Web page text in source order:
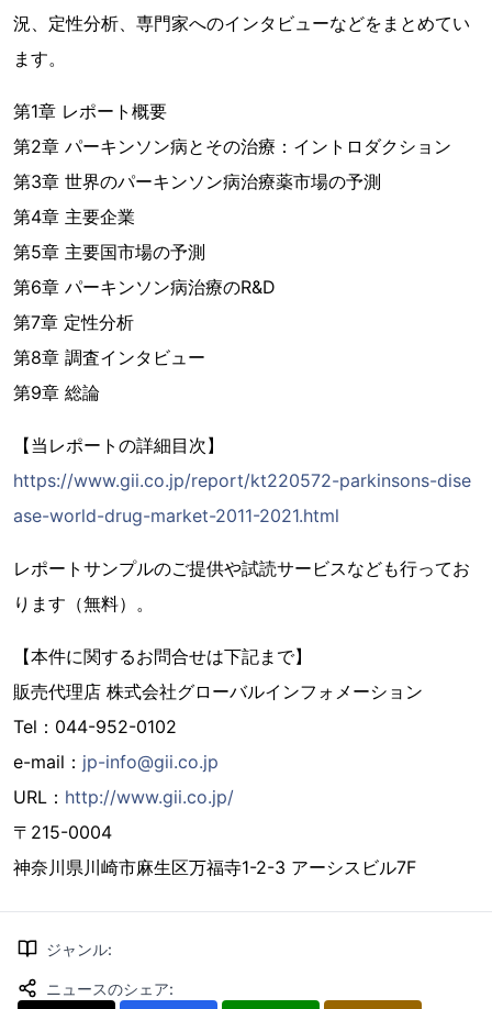
況、定性分析、専門家へのインタビューなどをまとめてい
ます。
第1章 レポート概要
第2章 パーキンソン病とその治療：イントロダクション
第3章 世界のパーキンソン病治療薬市場の予測
第4章 主要企業
第5章 主要国市場の予測
第6章 パーキンソン病治療のR&D
第7章 定性分析
第8章 調査インタビュー
第9章 総論
【当レポートの詳細目次】
https://www.gii.co.jp/report/kt220572-parkinsons-dise
ase-world-drug-market-2011-2021.html
レポートサンプルのご提供や試読サービスなども行ってお
ります（無料）。
【本件に関するお問合せは下記まで】
販売代理店 株式会社グローバルインフォメーション
Tel：044-952-0102
e-mail： jp-info@gii.co.jp
URL： http://www.gii.co.jp/
〒215-0004
神奈川県川崎市麻生区万福寺1-2-3 アーシスビル7F
ジャンル:
ニュースのシェア: